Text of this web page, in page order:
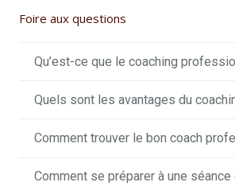
Foire aux questions
Qu’est-ce que le coaching
Quels sont les avantages du
Comment trouver le bon coach
Comment se préparer à une séance